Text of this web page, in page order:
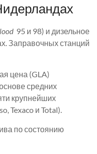
95 и 98) и дизельное
Заправочных станций
цена (GLA)
средних
крупнейших
Texaco и Total).
по состоянию